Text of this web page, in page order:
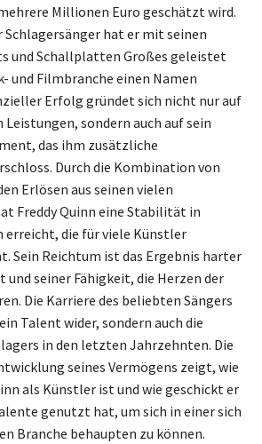
Millionen Euro geschätzt wird.
hat er mit seinen
und Schallplatten Großes geleistet
und Filmbranche einen Namen
Erfolg gründet sich nicht nur auf
sondern auch auf sein
das ihm zusätzliche
Durch die Kombination von
Erlösen aus seinen vielen
Freddy Quinn eine Stabilität in
erreicht, die für viele Künstler
Sein Reichtum ist das Ergebnis harter
seiner Fähigkeit, die Herzen der
Die Karriere des beliebten Sängers
Talent wider, sondern auch die
in den letzten Jahrzehnten. Die
seines Vermögens zeigt, wie
als Künstler ist und wie geschickt er
genutzt hat, um sich in einer sich
Branche behaupten zu können.